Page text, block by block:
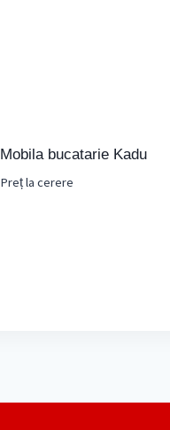
Mobila bucatarie Kadu
Preț la cerere